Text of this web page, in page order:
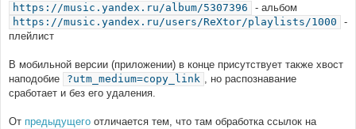
https://music.yandex.ru/album/5307396
- альбом
https://music.yandex.ru/users/ReXtor/playlists/1000
-
плейлист
В мобильной версии (приложении) в конце присутствует также хвост
наподобие
?utm_medium=copy_link
, но распознавание
сработает и без его удаления.
От предыдущего отличается тем, что там обработка ссылок на